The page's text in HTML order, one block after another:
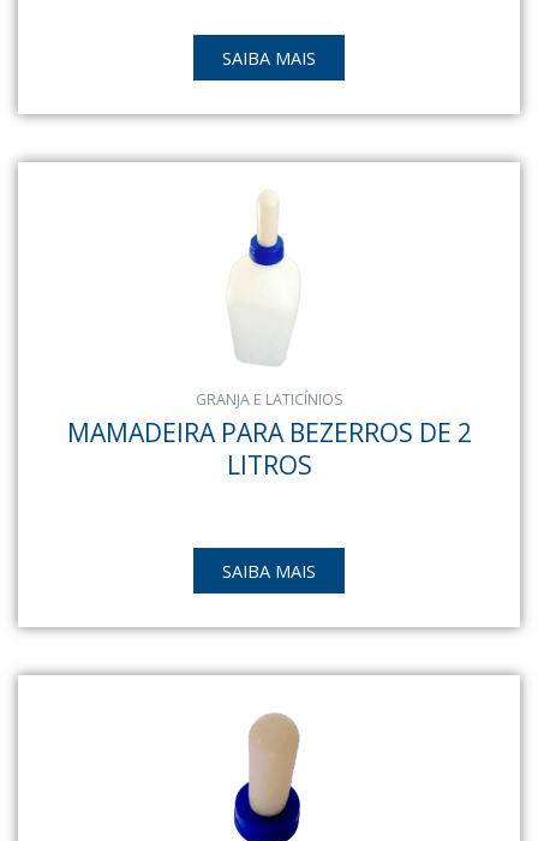
SAIBA MAIS
GRANJA E LATICÍNIOS
MAMADEIRA PARA BEZERROS DE 2
LITROS
SAIBA MAIS